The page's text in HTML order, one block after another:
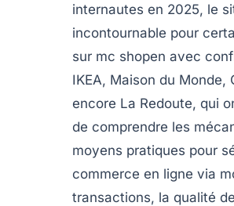
internautes en 2025, le
incontournable pour
sur mc shopen avec
IKEA, Maison du
encore La Redoute, qui
de comprendre les
moyens pratiques pour
commerce en ligne via
transactions, la qualité